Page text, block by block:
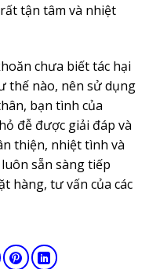
tận tâm và nhiệt
chưa biết tác hại
thế nào, nên sử dụng
bạn tình của
đễ được giải đáp và
thiện, nhiệt tình và
sẵn sàng tiếp
hàng, tư vấn của các